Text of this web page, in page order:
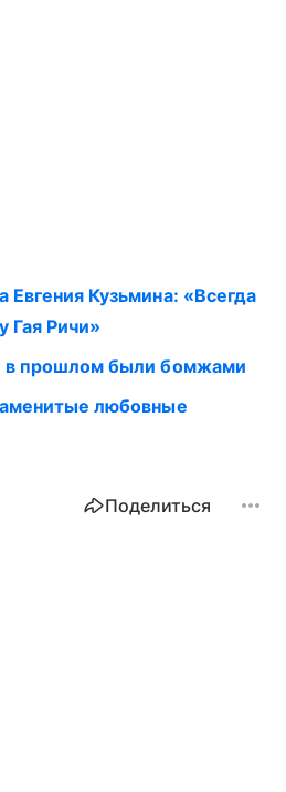
Евгения Кузьмина: «Всегда
Гая Ричи»
в прошлом были бомжами
любовные
Поделиться